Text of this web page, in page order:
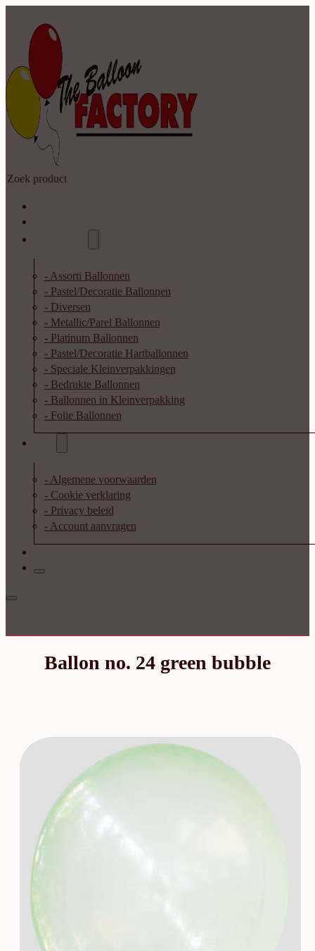
Zoeken
- Assorti Ballonnen
- Pastel/Decoratie Ballonnen
- Diversen
- Metallic/Parel Ballonnen
- Platinum Ballonnen
- Pastel/Decoratie Hartballonnen
- Speciale Kleinverpakkingen
- Bedrukte Ballonnen
- Ballonnen in Kleinverpakking
- Folie Ballonnen
- Algemene voorwaarden
- Cookie verklaring
- Privacy beleid
- Account aanvragen
Ballon no. 24 green bubble